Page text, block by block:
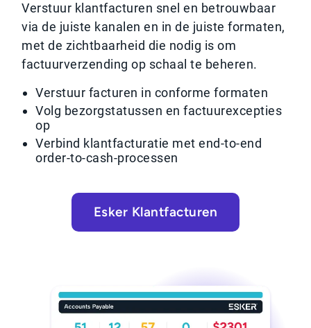
Verstuur klantfacturen snel en betrouwbaar
via de juiste kanalen en in de juiste formaten,
met de zichtbaarheid die nodig is om
factuurverzending op schaal te beheren.
Verstuur facturen in conforme formaten
Volg bezorgstatussen en factuurexcepties
op
Verbind klantfacturatie met end-to-end
order-to-cash-processen
Esker Klantfacturen